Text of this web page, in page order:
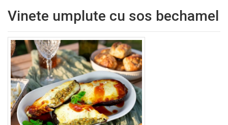
Vinete umplute cu sos bechamel